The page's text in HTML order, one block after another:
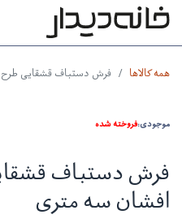
همه کالاها فرش دستباف قشقایی
موجودی:فروخته شده
فرش دستباف
افشان سه متری